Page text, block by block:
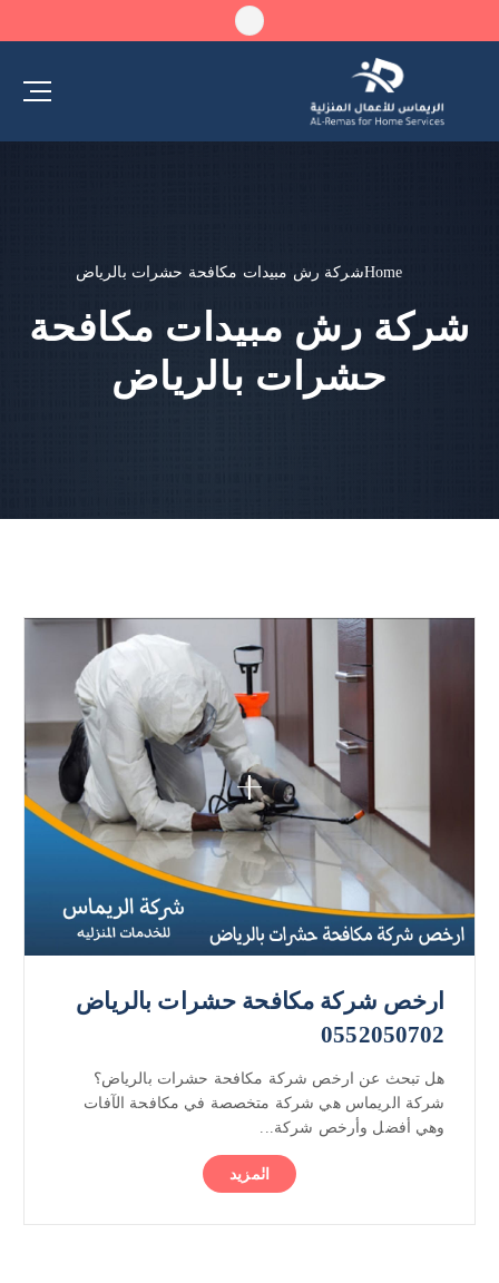
Homeشركة رش مبيدات مكافحة حشرات بالرياض
شركة رش مبيدات مكافحة
حشرات بالرياض
ارخص شركة مكافحة حشرات بالرياض
0552050702
هل تبحث عن ارخص شركة مكافحة حشرات بالرياض؟
شركة الريماس هي شركة متخصصة في مكافحة الآفات
وهي أفضل وأرخص شركة...
المزيد